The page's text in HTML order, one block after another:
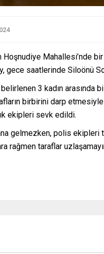
Mahallesi’nde
gece saatlerinde Siloönü
3 kadın arasında
birbirini darp
ekipleri sevk edildi.
gelmezken, polis ekipleri
rağmen taraflar